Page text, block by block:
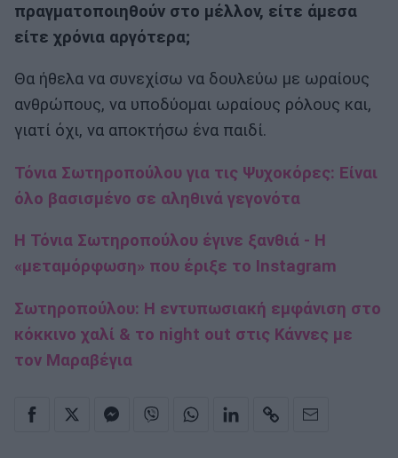
πραγματοποιηθούν στο μέλλον, είτε άμεσα
είτε χρόνια αργότερα;
Θα ήθελα να συνεχίσω να δουλεύω με ωραίους
ανθρώπους, να υποδύομαι ωραίους ρόλους και,
γιατί όχι, να αποκτήσω ένα παιδί.
Τόνια Σωτηροπούλου για τις Ψυχοκόρες: Είναι
όλο βασισμένο σε αληθινά γεγονότα
H Τόνια Σωτηροπούλου έγινε ξανθιά - Η
«μεταμόρφωση» που έριξε το Instagram
Σωτηροπούλου: Η εντυπωσιακή εμφάνιση στο
κόκκινο χαλί & το night out στις Κάννες με
τον Μαραβέγια